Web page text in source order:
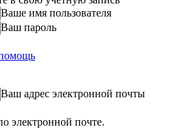
Ваше имя пользователя
Ваш пароль
Ваш адрес электронной почты
электронной почте.